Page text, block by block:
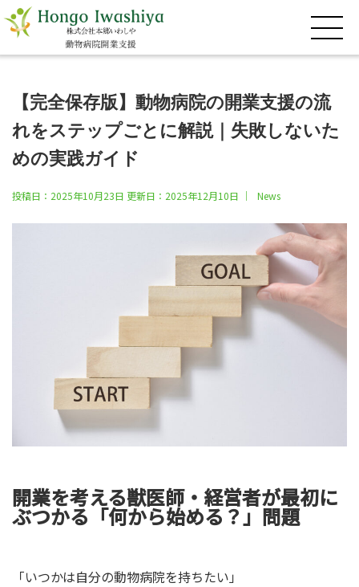
toggle
【完全保存版】動物病院の開業支援の流
れをステップごとに解説｜失敗しないた
めの実践ガイド
投稿日：2025年10月23日 更新日： 2025年12月10日 ｜ News
開業を考える獣医師・経営者が最初に
ぶつかる「何から始める？」問題
「いつかは自分の動物病院を持ちたい」